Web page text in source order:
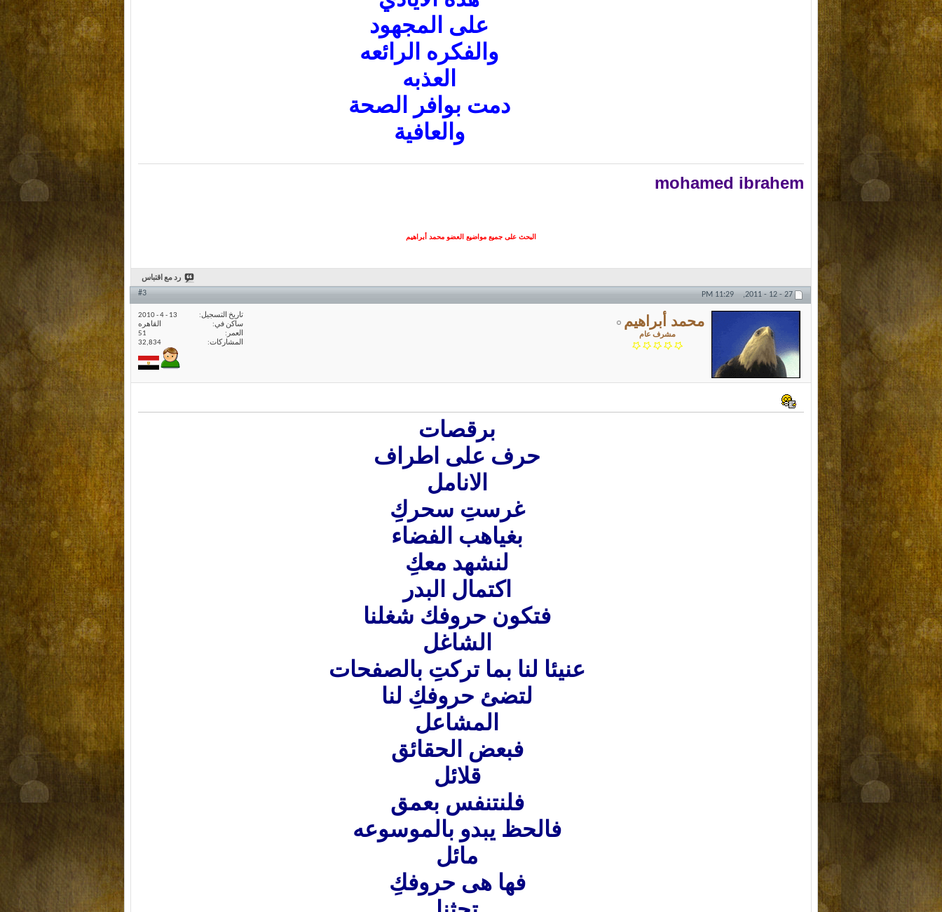
على المجهود
والفكره الرائعه
العذبه
دمت بوافر الصحة
والعافية
mohamed ibrahem
البحث على جميع مواضيع العضو محمد أبراهيم
رد مع اقتباس
27 - 12 - 2011,
11:29 PM
#3
محمد أبراهيم
مشرف عام
تاريخ التسجيل
13 - 4 - 2010
ساكن في
القاهره
العمر
51
المشاركات
32,834
برقصات
حرف على اطراف
الانامل
غرستِ سحركِ
بغياهب الفضاء
لنشهد معكِ
اكتمال البدر
فتكون حروفك شغلنا
الشاغل
عنيئا لنا بما تركتِ بالصفحات
لتضئ حروفكِ لنا
المشاعل
فبعض الحقائق
قلائل
فلنتنفس بعمق
فالحظ يبدو بالموسوعه
مائل
فها هى حروفكِ